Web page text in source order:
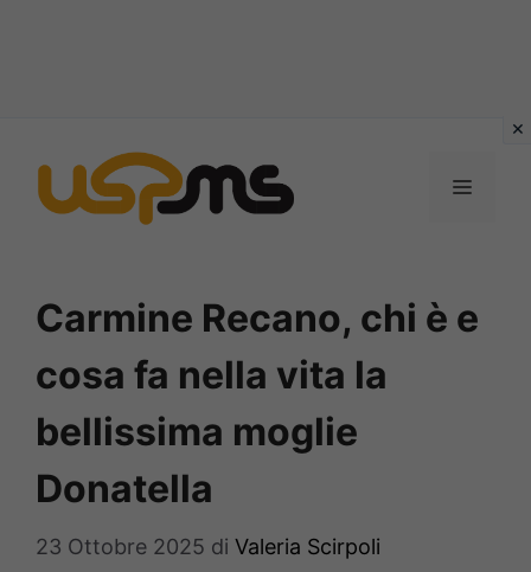
contenuto
MENU
Carmine Recano, chi è e
cosa fa nella vita la
bellissima moglie
Donatella
23 Ottobre 2025 di Valeria Scirpoli